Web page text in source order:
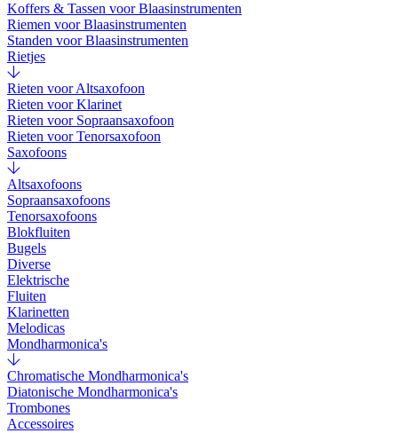
Koffers & Tassen voor Blaasinstrumenten
Riemen voor Blaasinstrumenten
Standen voor Blaasinstrumenten
Rietjes
Rieten voor Altsaxofoon
Rieten voor Klarinet
Rieten voor Sopraansaxofoon
Rieten voor Tenorsaxofoon
Saxofoons
Altsaxofoons
Sopraansaxofoons
Tenorsaxofoons
Blokfluiten
Bugels
Diverse
Elektrische
Fluiten
Klarinetten
Melodicas
Mondharmonica's
Chromatische Mondharmonica's
Diatonische Mondharmonica's
Trombones
Accessoires